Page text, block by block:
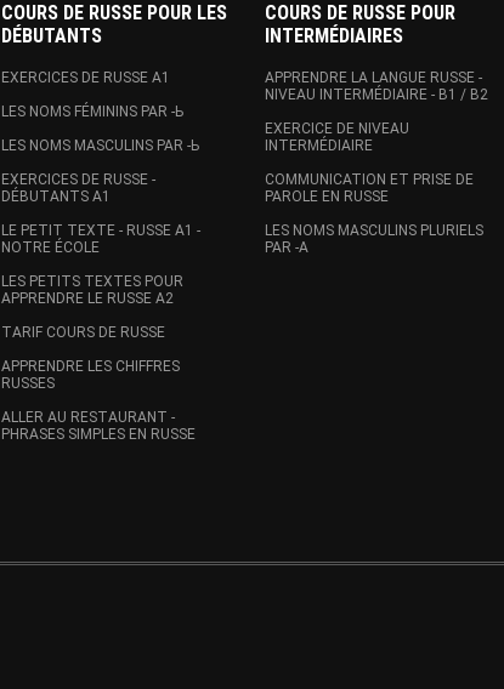
COURS DE RUSSE POUR LES
DÉBUTANTS
EXERCICES DE RUSSE A1
LES NOMS FÉMININS PAR -Ь
LES NOMS MASCULINS PAR -Ь
EXERCICES DE RUSSE -
DÉBUTANTS A1
LE PETIT TEXTE - RUSSE A1 -
NOTRE ÉCOLE
LES PETITS TEXTES POUR
APPRENDRE LE RUSSE A2
TARIF COURS DE RUSSE
APPRENDRE LES CHIFFRES
RUSSES
ALLER AU RESTAURANT -
PHRASES SIMPLES EN RUSSE
COURS DE RUSSE POUR
INTERMÉDIAIRES
APPRENDRE LA LANGUE RUSSE -
NIVEAU INTERMÉDIAIRE - B1 / B2
EXERCICE DE NIVEAU
INTERMÉDIAIRE
COMMUNICATION ET PRISE DE
PAROLE EN RUSSE
LES NOMS MASCULINS PLURIELS
PAR -A